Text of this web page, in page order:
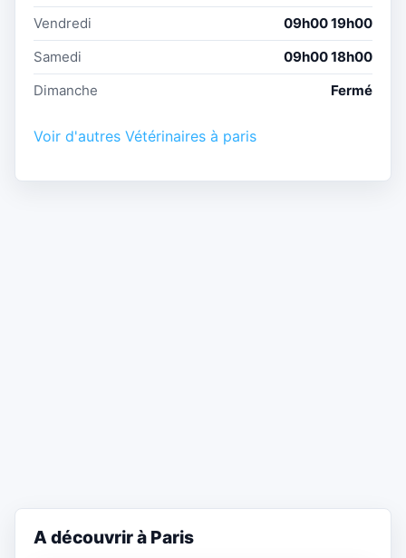
Vendredi
09h00 19h00
Samedi
09h00 18h00
Dimanche
Fermé
Voir d'autres Vétérinaires à paris
A découvrir à Paris